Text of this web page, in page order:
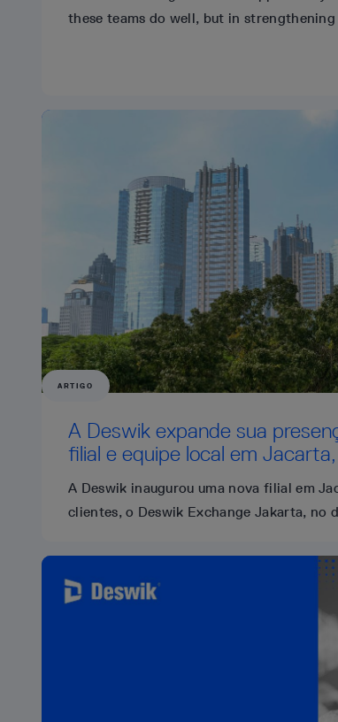
these teams do well, but in
ARTIGO
A Deswik expande sua
filial e equipe local em
A Deswik inaugurou uma nova filial em
clientes, o Deswik Exchange Jakarta, no